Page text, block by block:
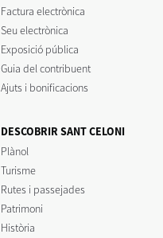
Factura electrònica
Seu electrònica
Exposició pública
Guia del contribuent
Ajuts i bonificacions
DESCOBRIR SANT CELONI
Plànol
Turisme
Rutes i passejades
Patrimoni
Història